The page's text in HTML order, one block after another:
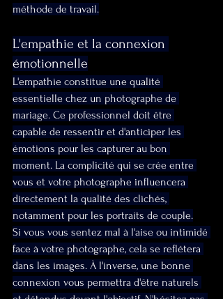
méthode de travail.
L'empathie et la connexion
émotionnelle
L'empathie constitue une qualité
essentielle chez un photographe de
mariage. Ce professionnel doit être
capable de ressentir et d'anticiper les
émotions pour les capturer au bon
moment. La complicité qui se crée entre
vous et votre photographe influencera
directement la qualité des clichés,
notamment pour les portraits de couple.
Si vous vous sentez mal à l'aise ou intimidé
face à votre photographe, cela se reflétera
dans les images. À l'inverse, une bonne
connexion vous permettra d'être naturels